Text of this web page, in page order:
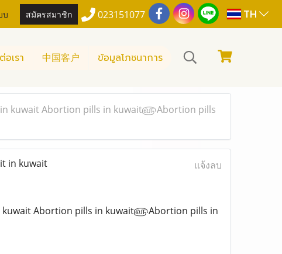
บ สมัครสมาชิก 023151077 TH
อเรา 中国客户 ข้อมูลโภชนาการ
kuwait Abortion pills in kuwait௵Abortion pills
in kuwait
แจ้งลบ
kuwait Abortion pills in kuwait௵Abortion pills in